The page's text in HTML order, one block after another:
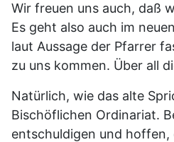
Wir freuen uns auch, daß
Es geht also auch im
laut Aussage der Pfarrer
zu uns kommen. Über all
Natürlich, wie das alte
Bischöflichen Ordinariat.
entschuldigen und hoffen,